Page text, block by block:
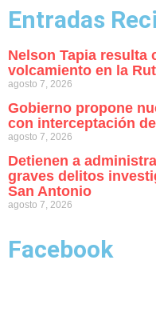
Entradas
Nelson Tapia resulta
volcamiento en la
agosto 7, 2026
Gobierno propone
con interceptación
agosto 7, 2026
Detienen a
graves delitos
San Antonio
agosto 7, 2026
Facebook